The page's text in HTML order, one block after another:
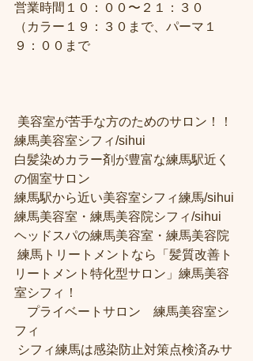
営業時間１０：００〜２１：３０
（カラー１９：３０まで、パーマ１
９：００まで
練馬美容室シフィ/sihui
白髪染めカラー剤が豊富な練馬駅近く
の個室サロン
練馬駅から近い美容室シフィ練馬/sihui
練馬美容室・練馬美容院シフィ/sihui
ヘッドスパの練馬美容室・練馬美容院
リートメント特化型サロン」練馬美容
室シフィ！
プライベートサロン　練馬美容室シ
フィ